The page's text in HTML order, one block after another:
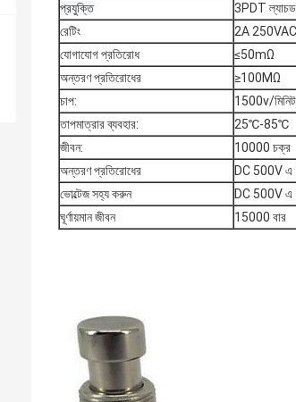
প্রযুক্তি
3PDT
রেটিং
2A
যোগাযোগ প্রতিরোধ
≤50mΩ
অন্তরণ প্রতিরোধের
≥100MΩ
চাপ:
1500v/মিনিট
তাপমাত্রার ব্যবহার:
25℃-85℃
জীবন:
10000 চক্র
অন্তরণ প্রতিরোধের
DC 500V এ
ভোল্টেজ সহ্য করুন
DC 500V এ 1
ঘূর্ণায়মান জীবন
15000 বার